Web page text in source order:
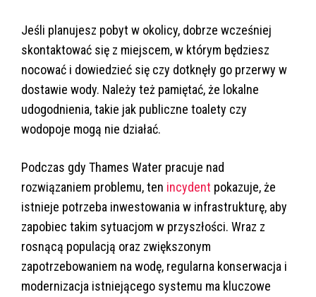
Jeśli planujesz pobyt w okolicy, dobrze wcześniej
skontaktować się z miejscem, w którym będziesz
nocować i dowiedzieć się czy dotknęły go przerwy w
dostawie wody. Należy też pamiętać, że lokalne
udogodnienia, takie jak publiczne toalety czy
wodopoje mogą nie działać.
Podczas gdy Thames Water pracuje nad
rozwiązaniem problemu, ten incydent pokazuje, że
istnieje potrzeba inwestowania w infrastrukturę, aby
zapobiec takim sytuacjom w przyszłości. Wraz z
rosnącą populacją oraz zwiększonym
zapotrzebowaniem na wodę, regularna konserwacja i
modernizacja istniejącego systemu ma kluczowe